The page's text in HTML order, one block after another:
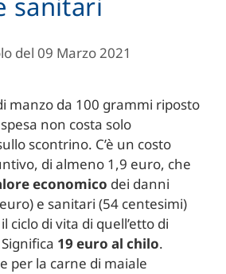
del 09 Marzo 2021
manzo da 100 grammi riposto
non costa solo
scontrino. C’è un costo
di almeno 1,9 euro, che
economico dei danni
e sanitari (54 centesimi)
ciclo di vita di quell’etto di
19 euro al chilo.
per la carne di maiale